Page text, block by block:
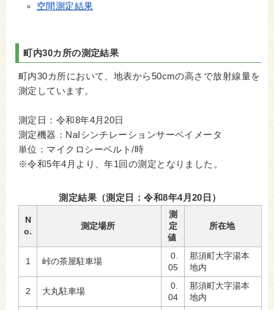
空間測定結果
町内30カ所の測定結果
町内30カ所において、地表から50cmの高さで放射線量を
測定しています。
測定日：令和8年4月20日
測定機器：NaIシンチレーションサーベイメータ
単位：マイクロシーベルト/時
※令和5年4月より、年1回の測定となりました。
測定結果（測定日：令和8年4月20日）
N
o.
測定場所
測
定
値
所在地
1 峠の茶屋駐車場
0.
05
那須町大字湯本
地内
2 大丸駐車場
0.
04
那須町大字湯本
地内